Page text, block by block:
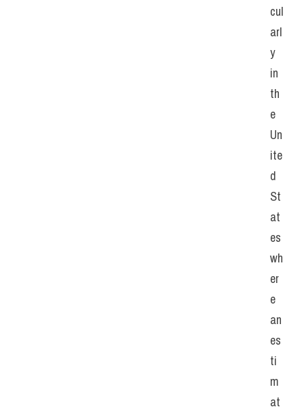
cul
arl
y
in
th
e
Un
ite
d
St
at
es
wh
er
e
an
es
ti
m
at